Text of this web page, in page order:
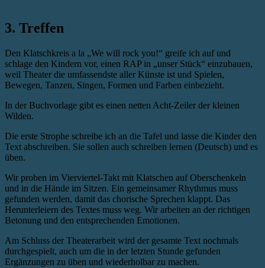
3. Treffen
Den Klatschkreis a la „We will rock you!“ greife ich auf und
schlage den Kindern vor, einen RAP in „unser Stück“ einzubauen,
weil Theater die umfassendste aller Künste ist und Spielen,
Bewegen, Tanzen, Singen, Formen und Farben einbezieht.
In der Buchvorlage gibt es einen netten Acht-Zeiler der kleinen
Wilden.
Die erste Strophe schreibe ich an die Tafel und lasse die Kinder den
Text abschreiben. Sie sollen auch schreiben lernen (Deutsch) und es
üben.
Wir proben im Vierviertel-Takt mit Klatschen auf Oberschenkeln
und in die Hände im Sitzen. Ein gemeinsamer Rhythmus muss
gefunden werden, damit das chorische Sprechen klappt. Das
Herunterleiern des Textes muss weg. Wir arbeiten an der richtigen
Betonung und den entsprechenden Emotionen.
Am Schluss der Theaterarbeit wird der gesamte Text nochmals
durchgespielt, auch um die in der letzten Stunde gefunden
Ergänzungen zu üben und wiederholbar zu machen.